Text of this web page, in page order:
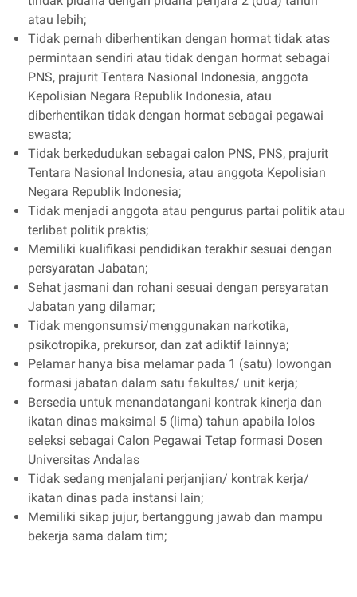
atau lebih;
Tidak pernah diberhentikan dengan hormat tidak atas
permintaan sendiri atau tidak dengan hormat sebagai
PNS, prajurit Tentara Nasional Indonesia, anggota
Kepolisian Negara Republik Indonesia, atau
diberhentikan tidak dengan hormat sebagai pegawai
swasta;
Tidak berkedudukan sebagai calon PNS, PNS, prajurit
Tentara Nasional Indonesia, atau anggota Kepolisian
Negara Republik Indonesia;
Tidak menjadi anggota atau pengurus partai politik atau
terlibat politik praktis;
Memiliki kualifikasi pendidikan terakhir sesuai dengan
persyaratan Jabatan;
Sehat jasmani dan rohani sesuai dengan persyaratan
Jabatan yang dilamar;
Tidak mengonsumsi/menggunakan narkotika,
psikotropika, prekursor, dan zat adiktif lainnya;
Pelamar hanya bisa melamar pada 1 (satu) lowongan
formasi jabatan dalam satu fakultas/ unit kerja;
Bersedia untuk menandatangani kontrak kinerja dan
ikatan dinas maksimal 5 (lima) tahun apabila lolos
seleksi sebagai Calon Pegawai Tetap formasi Dosen
Universitas Andalas
Tidak sedang menjalani perjanjian/ kontrak kerja/
ikatan dinas pada instansi lain;
Memiliki sikap jujur, bertanggung jawab dan mampu
bekerja sama dalam tim;